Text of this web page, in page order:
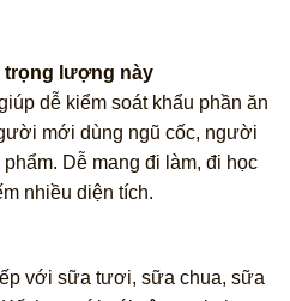
trọng lượng này
dễ kiểm soát khẩu phần ăn
mới dùng ngũ cốc, người
Dễ mang đi làm, đi học
nhiều diện tích.
với sữa tươi, sữa chua, sữa